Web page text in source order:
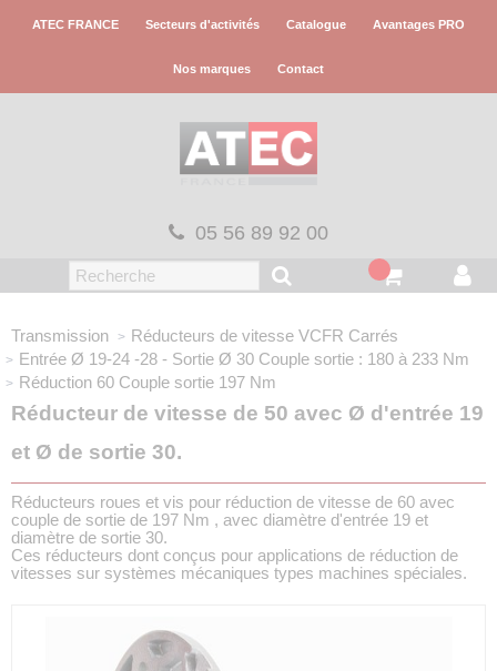
ATEC FRANCE Secteurs d'activités Catalogue Avantages PRO
Nos marques Contact
05 56 89 92 00
Transmission Réducteurs de vitesse VCFR Carrés
Entrée Ø 19-24 -28 - Sortie Ø 30 Couple sortie : 180 à 233 Nm
Réduction 60 Couple sortie 197 Nm
Réducteur de vitesse de 50 avec Ø d'entrée 19
et Ø de sortie 30.
Réducteurs roues et vis pour réduction de vitesse de 60 avec
couple de sortie de 197 Nm , avec diamètre d'entrée 19 et
diamètre de sortie 30.
Ces réducteurs dont conçus pour applications de réduction de
vitesses sur systèmes mécaniques types machines spéciales.